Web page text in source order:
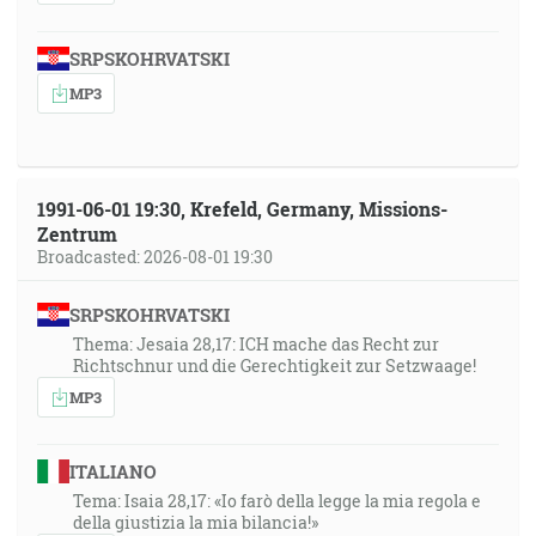
40:47
pohanov, predzvestovalo Abrahámovi: Požehnané
budú v tebe všetky národy. [Gl 3:8]
vzal z pohanov ľud na svoje meno. A s tým sa
srovnávajú slová prorokov, ako je napísané: Potom sa
navrátim a zase vystavím padlý stán Dávidov i jeho
[Sk 15:14-16]
43:30
… až by sme všetci dospeli v jednotu viery a plného
dospelosti plnosti Kristovej … [Ef 4:13]
43:54
SRPSKOHRVATSKI
MP3
1991-06-01 19:30, Krefeld, Germany, Missions-
Zentrum
Broadcasted: 2026-08-01 19:30
SRPSKOHRVATSKI
Thema: Jesaia 28,17: ICH mache das Recht zur
Richtschnur und die Gerechtigkeit zur Setzwaage!
MP3
ITALIANO
Tema: Isaia 28,17: «Io farò della legge la mia regola e
della giustizia la mia bilancia!»